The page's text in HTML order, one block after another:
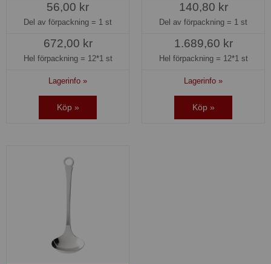
56,00 kr
Del av förpackning = 1 st
672,00 kr
Hel förpackning = 12*1 st
Lagerinfo »
Köp »
140,80 kr
Del av förpackning = 1 st
1.689,60 kr
Hel förpackning = 12*1 st
Lagerinfo »
Köp »